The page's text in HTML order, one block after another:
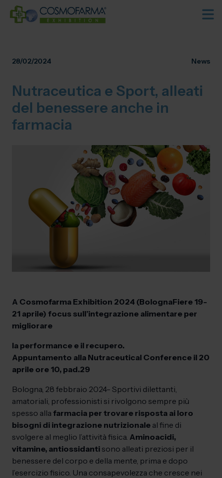
28/02/2024 News
Nutraceutica e Sport, alleati
del benessere anche in
farmacia
A Cosmofarma Exhibition 2024 (BolognaFiere 19-
21 aprile) focus sull’integrazione alimentare per
migliorare
la performance e il recupero.
Appuntamento alla Nutraceutical Conference il 20
aprile ore 10, pad.29
Bologna, 28 febbraio 2024- Sportivi dilettanti,
amatoriali, professionisti si rivolgono sempre più
spesso alla farmacia per trovare risposta ai loro
bisogni di integrazione nutrizionale al fine di
svolgere al meglio l’attività fisica. Aminoacidi,
vitamine, antiossidanti sono alleati preziosi per il
benessere del corpo e della mente, prima e dopo
l’esercizio fisico. Una consapevolezza che cresce nei